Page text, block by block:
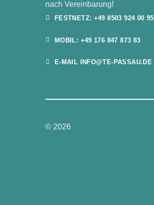
nach Vereinbarung!
FESTNETZ: +49 8503 924 00 95
MOBIL: +49 176 847 873 83
E-MAIL INFO@TE-PASSAU.DE
© 2026